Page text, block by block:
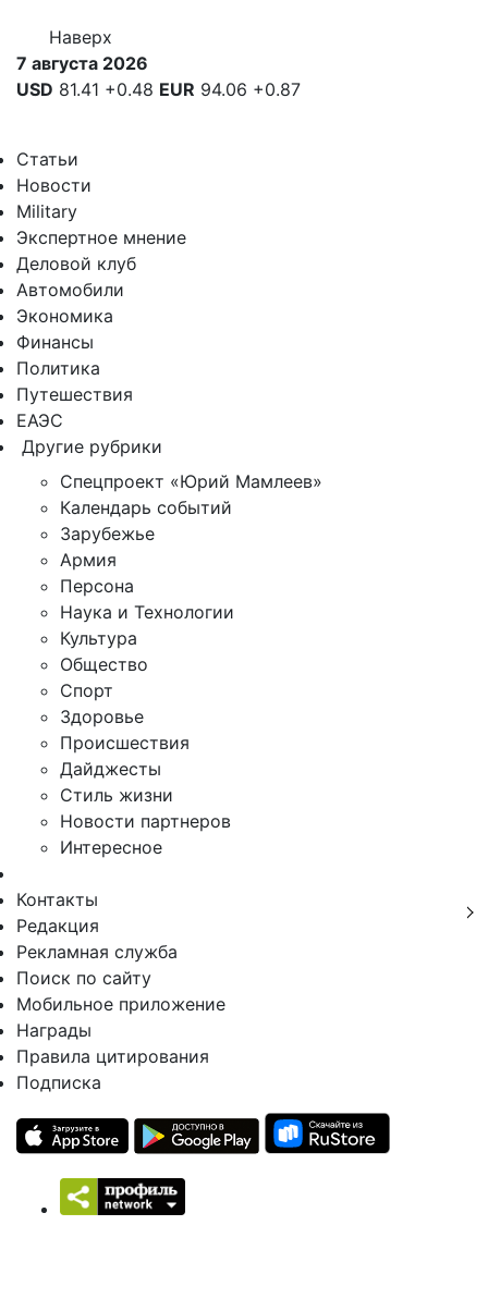
Наверх
7 августа 2026
USD 81.41 +0.48 EUR 94.06 +0.87
Статьи
Новости
Military
Экспертное мнение
Деловой клуб
Автомобили
Экономика
Финансы
Политика
Путешествия
ЕАЭС
Другие рубрики
Спецпроект «Юрий Мамлеев»
Календарь событий
Зарубежье
Армия
Персона
Наука и Технологии
Культура
Общество
Спорт
Здоровье
Происшествия
Дайджесты
Стиль жизни
Новости партнеров
Интересное
Контакты
Редакция
Рекламная служба
Поиск по сайту
Мобильное приложение
Награды
Правила цитирования
Подписка